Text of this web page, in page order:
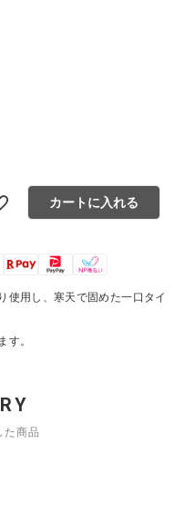
カートに入れる
使用し、寒天で固めた一口タイ
す。
た商品